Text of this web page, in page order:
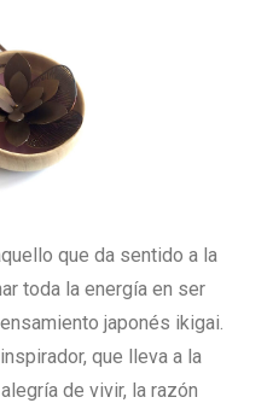
que da sentido a la
toda la energía en ser
japonés ikigai.
que lleva a la
de vivir, la razón